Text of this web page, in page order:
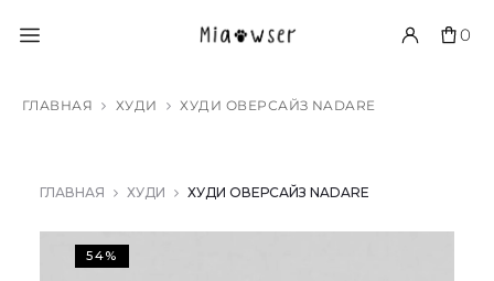
0
ГЛАВНАЯ ХУДИ ХУДИ ОВЕРСАЙЗ NADARE
ГЛАВНАЯ ХУДИ ХУДИ ОВЕРСАЙЗ NADARE
54%